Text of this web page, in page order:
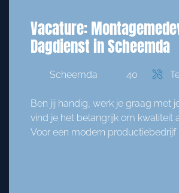
Vacature:
Dagdienst in Scheemda
Scheemda 40
Ben jij handig, werk je graag met
vind je het belangrijk om kwaliteit
Voor een modern productiebedrijf